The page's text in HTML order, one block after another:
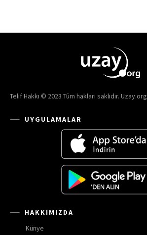
Telif Hakkı © 2023 Tüm hakları saklıdır. Uzay.org
UYGULAMALAR
HAKKIMIZDA
Künye